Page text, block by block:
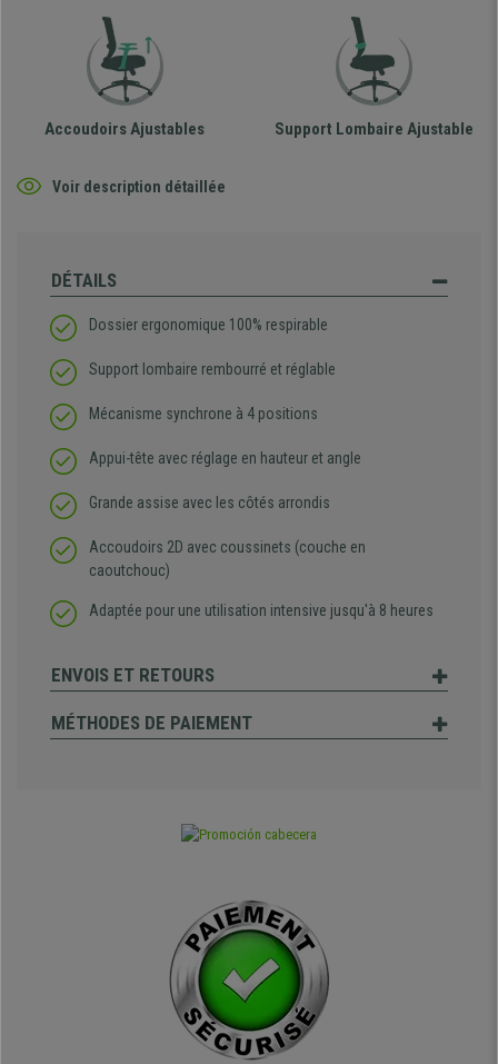
Accoudoirs Ajustables Support Lombaire Ajustable
Voir description détaillée
DÉTAILS
Dossier ergonomique 100% respirable
Support lombaire rembourré et réglable
Mécanisme synchrone à 4 positions
Appui-tête avec réglage en hauteur et angle
Grande assise avec les côtés arrondis
Accoudoirs 2D avec coussinets (couche en
caoutchouc)
Adaptée pour une utilisation intensive jusqu'à 8 heures
ENVOIS ET RETOURS
MÉTHODES DE PAIEMENT